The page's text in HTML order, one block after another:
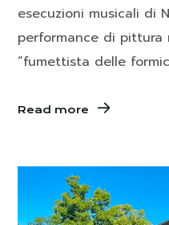
esecuzioni musicali di
performance di pittura
“fumettista delle
Read more